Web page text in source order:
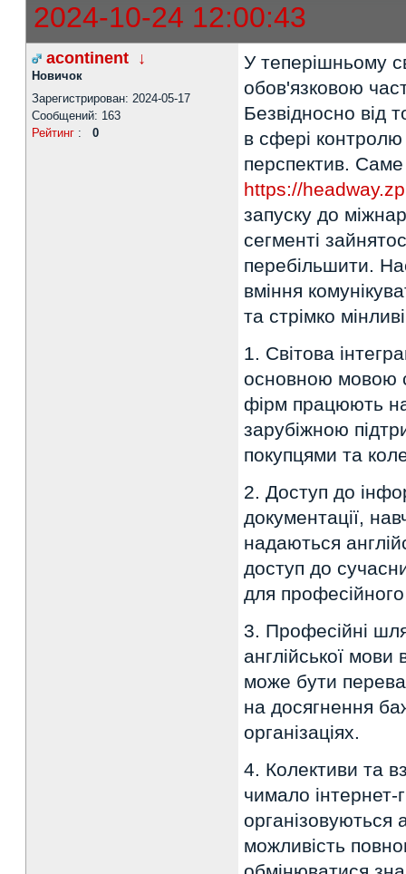
2024-10-24 12:00:43
acontinent ↓
Новичок
Зарегистрирован: 2024-05-17
Сообщений: 163
Рейтинг : 0
У теперішньому
обов'язковою
Безвідносно від
в сфері контролю
перспектив. Саме
https://
запуску до
сегменті
перебільшити.
вміння
та стрімко
1. Світова
основною мовою
фірм працюють на
зарубіжною
покупцями та
2. Доступ до
документації,
надаються
доступ до
для
3. Професійні
англійської
може бути
на досягнення
організаціях.
4. Колективи та
чимало інтернет-
організовуються
можливість